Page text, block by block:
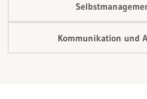
Kommunikation und